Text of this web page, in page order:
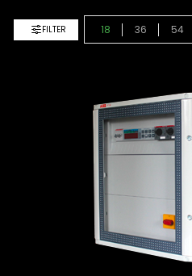
FILTER 18 36 54